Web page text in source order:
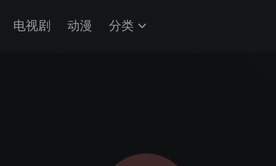
电视剧 动漫 分类